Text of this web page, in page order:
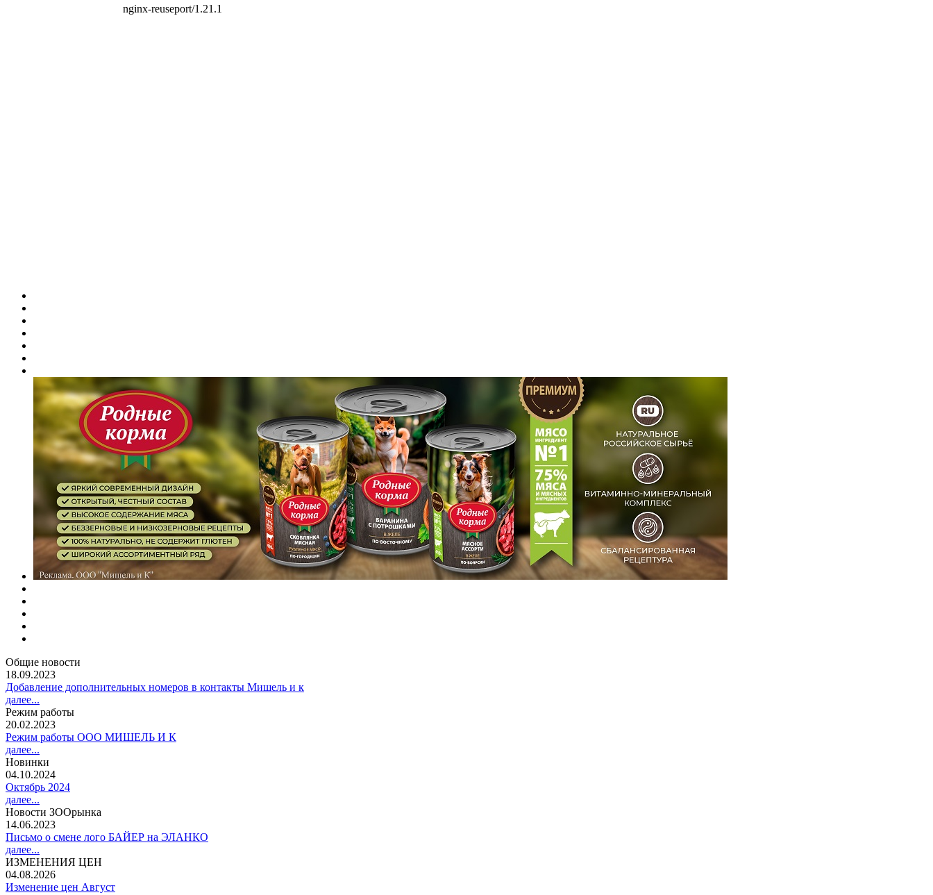
Общие новости
18.09.2023
Добавление дополнительных номеров в контакты Мишель и к
далее...
Режим работы
20.02.2023
Режим работы ООО МИШЕЛЬ И К
далее...
Новинки
04.10.2024
Октябрь 2024
далее...
Новости ЗООрынка
14.06.2023
Письмо о смене лого БАЙЕР на ЭЛАНКО
далее...
ИЗМЕНЕНИЯ ЦЕН
04.08.2026
Изменение цен Август